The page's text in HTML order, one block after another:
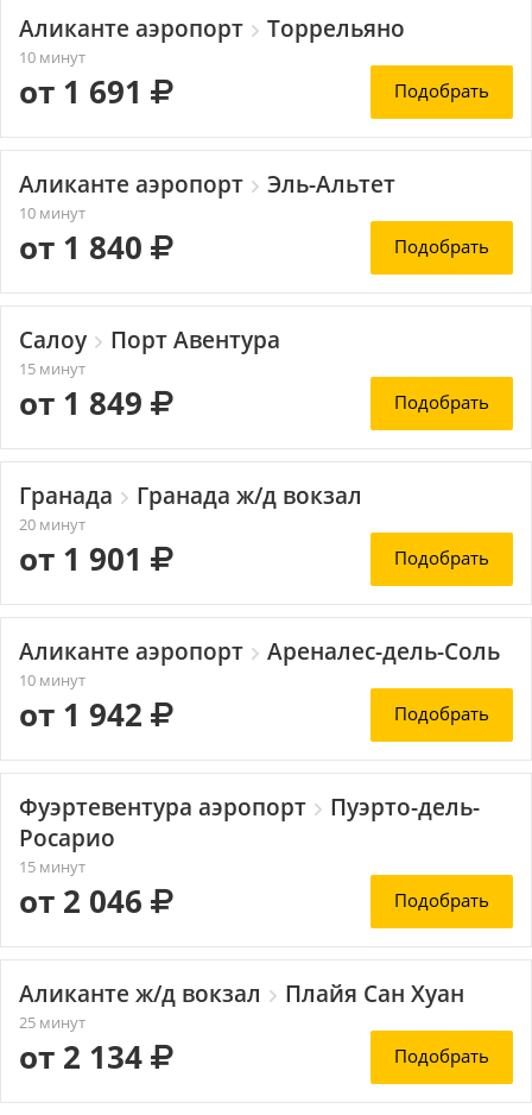
Аликанте аэропорт Торрельяно
10 минут
от 1 691 Подобрать
Аликанте аэропорт Эль-Альтет
10 минут
от 1 840 Подобрать
Салоу Порт Авентура
15 минут
от 1 849 Подобрать
Гранада Гранада ж/д вокзал
20 минут
от 1 901 Подобрать
Аликанте аэропорт Ареналес-дель-Соль
10 минут
от 1 942 Подобрать
Фуэртевентура аэропорт
Пуэрто-дель-
Росарио
15 минут
от 2 046 Подобрать
Аликанте ж/д вокзал Плайя Сан Хуан
25 минут
от 2 134 Подобрать